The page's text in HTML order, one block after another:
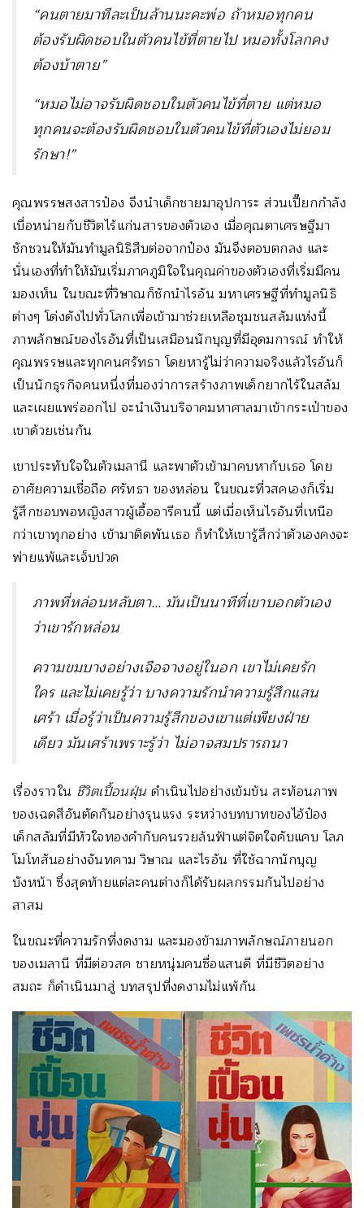
“คนตายมาทีละเป็นล้านนะคะพ่อ ถ้าหมอทุกคน
ต้องรับผิดชอบในตัวคนไข้ที่ตายไป หมอทั้งโลกคง
ต้องบ้าตาย”
“หมอไม่อาจรับผิดชอบในตัวคนไข้ที่ตาย แต่หมอ
ทุกคนจะต้องรับผิดชอบในตัวคนไข้ที่ตัวเองไม่ยอม
รักษา!”
คุณพรรษสงสารป๋อง จึงนำเด็กชายมาอุปการะ ส่วนเปี๊ยกกำลัง
เบื่อหน่ายกับชีวิตไร้แก่นสารของตัวเอง เมื่อคุณตาเศรษฐีมา
ชักชวนให้มันทำมูลนิธิสืบต่อจากป๋อง มันจึงตอบตกลง และ
นั่นเองที่ทำให้มันเริ่มภาคภูมิใจในคุณค่าของตัวเองที่เริ่มมีคน
มองเห็น ในขณะที่วิษาณก็ชักนำไรอัน มหาเศรษฐีที่ทำมูลนิธิ
ต่างๆ โด่งดังไปทั่วโลกเพื่อเข้ามาช่วยเหลือชุมชนสลัมแห่งนี้
ภาพลักษณ์ของไรอันที่เป็นเสมือนนักบุญที่มีอุดมการณ์ ทำให้
คุณพรรษและทุกคนศรัทธา โดยหารู้ไม่ว่าความจริงแล้วไรอันก็
เป็นนักธุรกิจคนหนึ่งที่มองว่าการสร้างภาพเด็กยากไร้ในสลัม
และเผยแพร่ออกไป จะนำเงินบริจาคมหาศาลมาเข้ากระเป๋าของ
เขาด้วยเช่นกัน
เขาประทับใจในตัวเมลานี และพาตัวเข้ามาคบหากับเธอ โดย
อาศัยความเชื่อถือ ศรัทธา ของหล่อน ในขณะที่วสคเองก็เริ่ม
รู้สึกชอบพอหญิงสาวผู้เอื้ออารีคนนี้ แต่เมื่อเห็นไรอันที่เหนือ
กว่าเขาทุกอย่าง เข้ามาติดพันเธอ ก็ทำให้เขารู้สึกว่าตัวเองคงจะ
พ่ายแพ้และเจ็บปวด
ภาพที่หล่อนหลับตา… มันเป็นนาทีที่เขาบอกตัวเอง
ว่าเขารักหล่อน
ความขมบางอย่างเจือจางอยู่ในอก เขาไม่เคยรัก
ใคร และไม่เคยรู้ว่า บางความรักนำความรู้สึกแสน
เศร้า เมื่อรู้ว่าเป็นความรู้สึกของเขาแต่เพียงฝ่าย
เดียว มันเศร้าเพราะรู้ว่า ไม่อาจสมปรารถนา
เรื่องราวใน ชีวิตเปื้อนฝุ่น ดำเนินไปอย่างเข้มข้น สะท้อนภาพ
ของเฉดสีอันตัดกันอย่างรุนแรง ระหว่างบทบาทของไอ้ป๋อง
เด็กสลัมที่มีหัวใจทองคำกับคนรวยล้นฟ้าแต่จิตใจคับแคบ โลภ
โมโทสันอย่างจันทคาม วิษาณ และไรอัน ที่ใช้ฉากนักบุญ
บังหน้า ซึ่งสุดท้ายแต่ละคนต่างก็ได้รับผลกรรมกันไปอย่าง
สาสม
ในขณะที่ความรักที่งดงาม และมองข้ามภาพลักษณ์ภายนอก
ของเมลานี ที่มีต่อวสค ชายหนุ่มคนซื่อแสนดี ที่มีชีวิตอย่าง
สมถะ ก็ดำเนินมาสู่ บทสรุปที่งดงามไม่แพ้กัน